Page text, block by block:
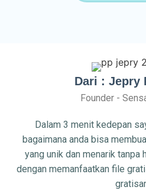
Dari : Jepry
Founder -
Dalam 3 menit kedepan
bagaimana anda bisa
yang unik dan menarik tanpa
dengan memanfaatkan file